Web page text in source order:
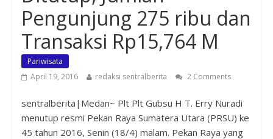
Pengunjung 275 ribu dan
Transaksi Rp15,764 M
Pariwisata
April 19, 2016
redaksi sentralberita 2 Comments
sentralberita|Medan~ Plt Plt Gubsu H T. Erry Nuradi
menutup resmi Pekan Raya Sumatera Utara (PRSU) ke
45 tahun 2016, Senin (18/4) malam. Pekan Raya yang